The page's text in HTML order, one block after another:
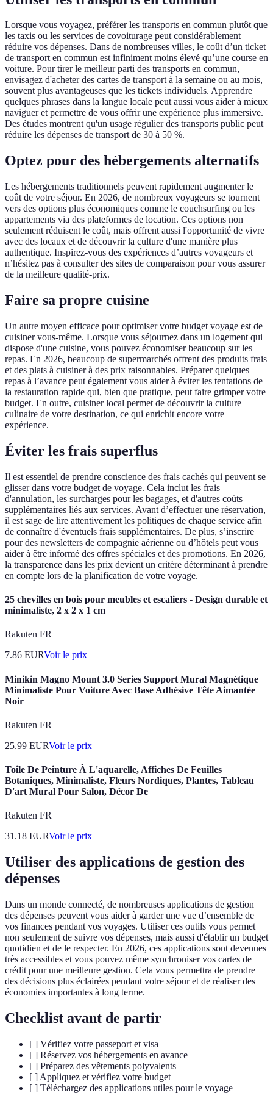
Lorsque vous voyagez, préférer les transports en commun plutôt que
les taxis ou les services de covoiturage peut considérablement
réduire vos dépenses. Dans de nombreuses villes, le coût d’un ticket
de transport en commun est infiniment moins élevé qu’une course en
voiture. Pour tirer le meilleur parti des transports en commun,
envisagez d'acheter des cartes de transport à la semaine ou au mois,
souvent plus avantageuses que les tickets individuels. Apprendre
quelques phrases dans la langue locale peut aussi vous aider à mieux
naviguer et permettre de vous offrir une expérience plus immersive.
Des études montrent qu'un usage régulier des transports public peut
réduire les dépenses de transport de 30 à 50 %.
Optez pour des hébergements alternatifs
Les hébergements traditionnels peuvent rapidement augmenter le
coût de votre séjour. En 2026, de nombreux voyageurs se tournent
vers des options plus économiques comme le couchsurfing ou les
appartements via des plateformes de location. Ces options non
seulement réduisent le coût, mais offrent aussi l'opportunité de vivre
avec des locaux et de découvrir la culture d'une manière plus
authentique. Inspirez-vous des expériences d’autres voyageurs et
n’hésitez pas à consulter des sites de comparaison pour vous assurer
de la meilleure qualité-prix.
Faire sa propre cuisine
Un autre moyen efficace pour optimiser votre budget voyage est de
cuisiner vous-même. Lorsque vous séjournez dans un logement qui
dispose d'une cuisine, vous pouvez économiser beaucoup sur les
repas. En 2026, beaucoup de supermarchés offrent des produits frais
et des plats à cuisiner à des prix raisonnables. Préparer quelques
repas à l’avance peut également vous aider à éviter les tentations de
la restauration rapide qui, bien que pratique, peut faire grimper votre
budget. En outre, cuisiner local permet de découvrir la culture
culinaire de votre destination, ce qui enrichit encore votre
expérience.
Éviter les frais superflus
Il est essentiel de prendre conscience des frais cachés qui peuvent se
glisser dans votre budget de voyage. Cela inclut les frais
d'annulation, les surcharges pour les bagages, et d'autres coûts
supplémentaires liés aux services. Avant d’effectuer une réservation,
il est sage de lire attentivement les politiques de chaque service afin
de connaître d'éventuels frais supplémentaires. De plus, s’inscrire
pour des newsletters de compagnie aérienne ou d’hôtels peut vous
aider à être informé des offres spéciales et des promotions. En 2026,
la transparence dans les prix devient un critère déterminant à prendre
en compte lors de la planification de votre voyage.
25 chevilles en bois pour meubles et escaliers - Design durable et
minimaliste, 2 x 2 x 1 cm
Rakuten FR
7.86 EURVoir le prix
Minikin Magno Mount 3.0 Series Support Mural Magnétique
Minimaliste Pour Voiture Avec Base Adhésive Tête Aimantée
Noir
Rakuten FR
25.99 EURVoir le prix
Toile De Peinture À L'aquarelle, Affiches De Feuilles
Botaniques, Minimaliste, Fleurs Nordiques, Plantes, Tableau
D'art Mural Pour Salon, Décor De
Rakuten FR
31.18 EURVoir le prix
Utiliser des applications de gestion des
dépenses
Dans un monde connecté, de nombreuses applications de gestion
des dépenses peuvent vous aider à garder une vue d’ensemble de
vos finances pendant vos voyages. Utiliser ces outils vous permet
non seulement de suivre vos dépenses, mais aussi d'établir un budget
quotidien et de le respecter. En 2026, ces applications sont devenues
très accessibles et vous pouvez même synchroniser vos cartes de
crédit pour une meilleure gestion. Cela vous permettra de prendre
des décisions plus éclairées pendant votre séjour et de réaliser des
économies importantes à long terme.
Checklist avant de partir
[ ] Vérifiez votre passeport et visa
[ ] Réservez vos hébergements en avance
[ ] Préparez des vêtements polyvalents
[ ] Appliquez et vérifiez votre budget
[ ] Téléchargez des applications utiles pour le voyage